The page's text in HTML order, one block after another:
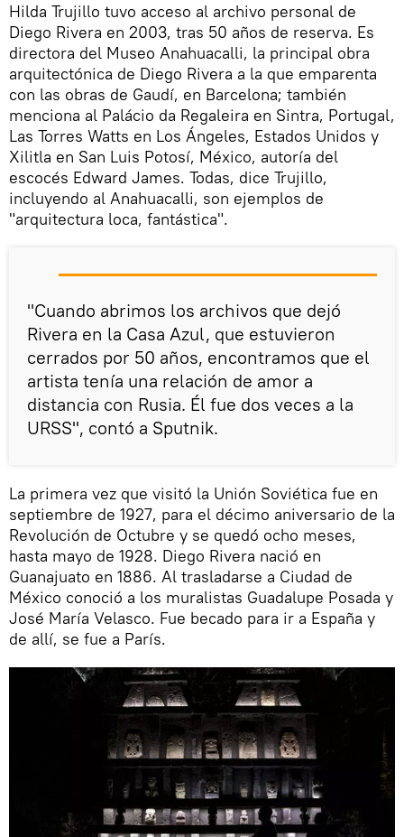
Hilda Trujillo tuvo acceso al archivo personal de
Diego Rivera en 2003, tras 50 años de reserva. Es
directora del Museo Anahuacalli, la principal obra
arquitectónica de Diego Rivera a la que emparenta
con las obras de Gaudí, en Barcelona; también
menciona al Palácio da Regaleira en Sintra, Portugal,
Las Torres Watts en Los Ángeles, Estados Unidos y
Xilitla en San Luis Potosí, México, autoría del
escocés Edward James. Todas, dice Trujillo,
incluyendo al Anahuacalli, son ejemplos de
"arquitectura loca, fantástica".
"Cuando abrimos los archivos que dejó
Rivera en la Casa Azul, que estuvieron
cerrados por 50 años, encontramos que el
artista tenía una relación de amor a
distancia con Rusia. Él fue dos veces a la
URSS", contó a Sputnik.
La primera vez que visitó la Unión Soviética fue en
septiembre de 1927, para el décimo aniversario de la
Revolución de Octubre y se quedó ocho meses,
hasta mayo de 1928. Diego Rivera nació en
Guanajuato en 1886. Al trasladarse a Ciudad de
México conoció a los muralistas Guadalupe Posada y
José María Velasco. Fue becado para ir a España y
de allí, se fue a París.